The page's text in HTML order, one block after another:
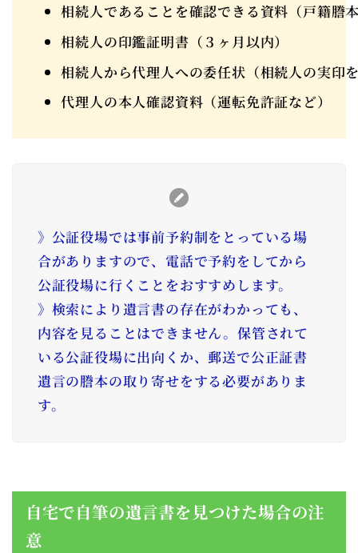
相続人であることを確認できる資料（戸籍謄
相続人の印鑑証明書（３ヶ月以内）
相続人から代理人への委任状（相続人の実印
代理人の本人確認資料（運転免許証など）
》公証役場では事前予約制をとっている場
合がありますので、電話で予約をしてから
公証役場に行くことをおすすめします。
》検索により遺言書の存在がわかっても、
内容を見ることはできません。保管されて
いる公証役場に出向くか、郵送で公正証書
遺言の謄本の取り寄せをする必要がありま
す。
自宅で自筆の遺言書を見つけた場合の注
意